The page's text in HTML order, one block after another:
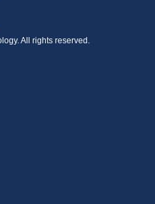
All rights reserved.